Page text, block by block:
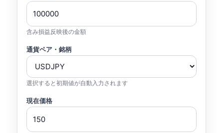
含み損益反映後の金額
通貨ペア・銘柄
選択すると初期値が自動入力されます
現在価格